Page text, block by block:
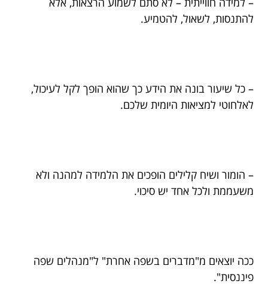
להתנסות, לשאול, להטמיע.
– כל שיעור בונה את הידע כך שהוא הופך לקל לעיכול,
לאלחוטי למציאות היומית שלכם.
– הומור ושיח קלילים הופכים את הלמידה למהנה ולא
משעממת ולכל אחד יש סיכוי.
ככה יוצאים מ"מדברים בשפה אחרת" ל"מנהלים שפה
פיננסית".